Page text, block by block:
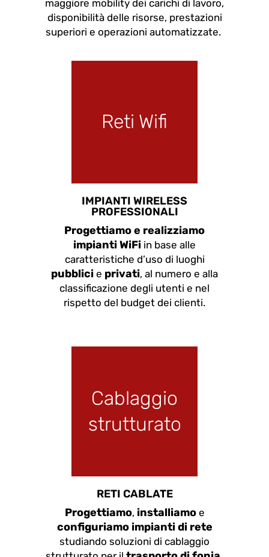
maggiore mobility dei carichi di lavoro,
disponibilità delle risorse, prestazioni
superiori e operazioni automatizzate.
Reti Wifi
IMPIANTI WIRELESS
PROFESSIONALI
Progettiamo e realizziamo
impianti WiFi in base alle
caratteristiche d’uso di luoghi
pubblici e privati, al numero e alla
classificazione degli utenti e nel
rispetto del budget dei clienti.
Cablaggio
strutturato
RETI CABLATE
Progettiamo, installiamoe
configuriamo impianti di rete
studiando soluzioni di cablaggio